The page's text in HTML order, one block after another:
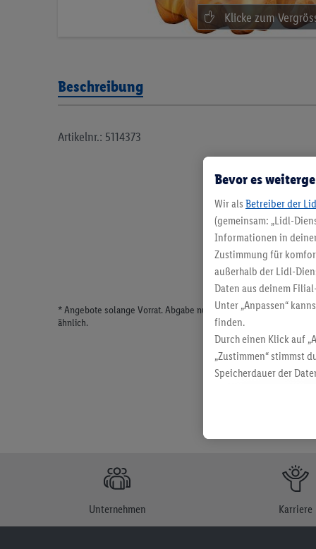
Beschreibung
Artikelnr.: 5114373
* Angebote solange Vorrat. Abgabe nur in haushaltsüblichen
ähnlich.
Unternehmen Karriere
Bevor es
Wir als Betreiber der
(gemeinsam: „Lidl-
Informationen in
Zustimmung für
außerhalb der Lidl-
Daten aus deinem
Unter „Anpassen“
finden.
Durch einen Klick auf
„Zustimmen“ stimmst
Speicherdauer der